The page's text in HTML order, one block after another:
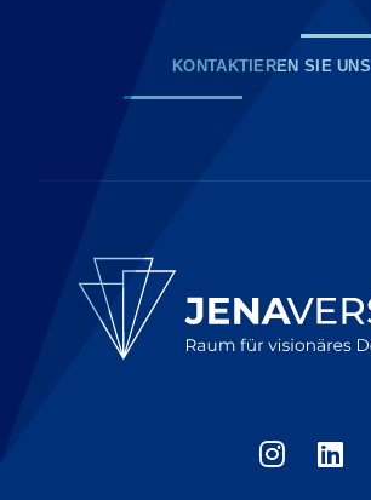
KONTAKTIEREN SIE UNS